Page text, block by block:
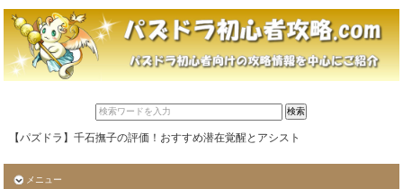
【パズドラ】千石撫子の評価！おすすめ潜在覚醒とアシスト
メニュー